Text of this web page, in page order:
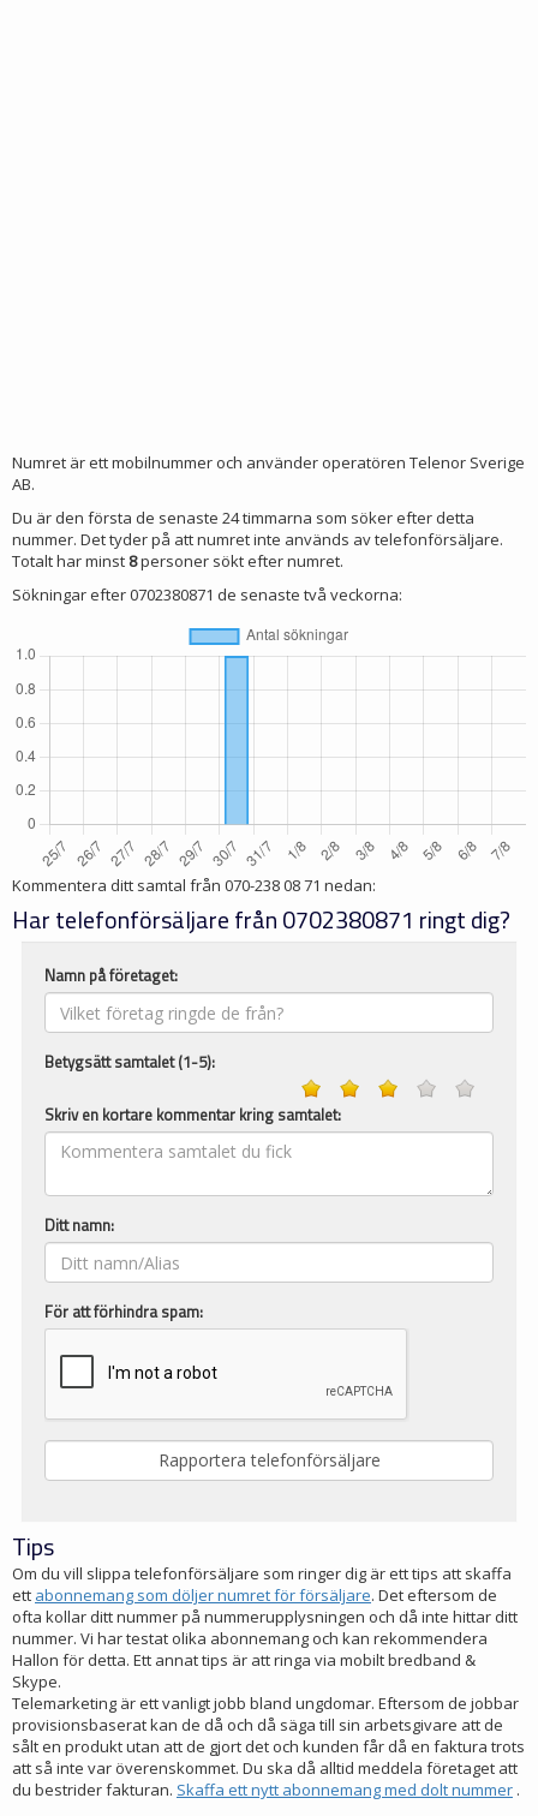
Numret är ett mobilnummer och använder operatören Telenor Sverige
AB.
Du är den första de senaste 24 timmarna som söker efter detta
nummer. Det tyder på att numret inte används av telefonförsäljare.
Totalt har minst 8personer sökt efter numret.
Sökningar efter 0702380871 de senaste två veckorna:
Kommentera ditt samtal från 070-238 08 71 nedan:
Har telefonförsäljare från 0702380871 ringt dig?
Namn på företaget:
Betygsätt samtalet (1-5):
Skriv en kortare kommentar kring samtalet:
Ditt namn:
För att förhindra spam:
Tips
Om du vill slippa telefonförsäljare som ringer dig är ett tips att skaffa
ett abonnemang som döljer numret för försäljare. Det eftersom de
ofta kollar ditt nummer på nummerupplysningen och då inte hittar ditt
nummer. Vi har testat olika abonnemang och kan rekommendera
Hallon för detta. Ett annat tips är att ringa via mobilt bredband &
Skype.
Telemarketing är ett vanligt jobb bland ungdomar. Eftersom de jobbar
provisionsbaserat kan de då och då säga till sin arbetsgivare att de
sålt en produkt utan att de gjort det och kunden får då en faktura trots
att så inte var överenskommet. Du ska då alltid meddela företaget att
du bestrider fakturan. Skaffa ett nytt abonnemang med dolt nummer .